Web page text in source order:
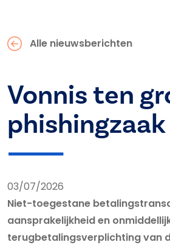
Alle nieuwsberichten
Vonnis ten
phishingzaak
03/07/2026
Niet-toegestane
aansprakelijkheid en
terugbetalingsverplichting van